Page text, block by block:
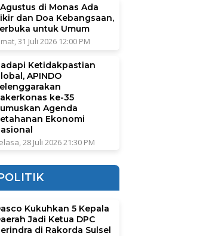
Agustus di Monas Ada
dan Doa Kebangsaan,
untuk Umum
31 Juli 2026 12:00 PM
Ketidakpastian
APINDO
ke-35
Agenda
Ekonomi
28 Juli 2026 21:30 PM
Kukuhkan 5 Kepala
Jadi Ketua DPC
di Rakorda Sulsel